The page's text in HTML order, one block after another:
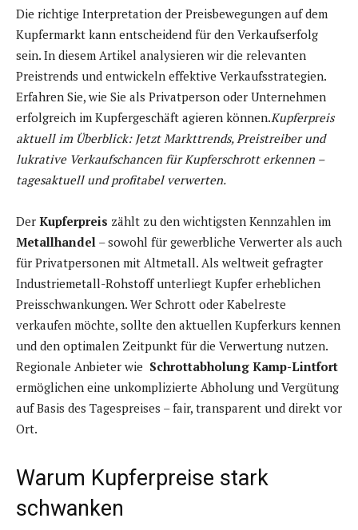
Die richtige Interpretation der Preisbewegungen auf dem
Kupfermarkt kann entscheidend für den Verkaufserfolg
sein. In diesem Artikel analysieren wir die relevanten
Preistrends und entwickeln effektive Verkaufsstrategien.
Erfahren Sie, wie Sie als Privatperson oder Unternehmen
erfolgreich im Kupfergeschäft agieren können.Kupferpreis
aktuell im Überblick: Jetzt Markttrends, Preistreiber und
lukrative Verkaufschancen für Kupferschrott erkennen –
tagesaktuell und profitabel verwerten.
Der Kupferpreis zählt zu den wichtigsten Kennzahlen im
Metallhandel – sowohl für gewerbliche Verwerter als auch
für Privatpersonen mit Altmetall. Als weltweit gefragter
Industriemetall-Rohstoff unterliegt Kupfer erheblichen
Preisschwankungen. Wer Schrott oder Kabelreste
verkaufen möchte, sollte den aktuellen Kupferkurs kennen
und den optimalen Zeitpunkt für die Verwertung nutzen.
Regionale Anbieter wie Schrottabholung Kamp-Lintfort
ermöglichen eine unkomplizierte Abholung und Vergütung
auf Basis des Tagespreises – fair, transparent und direkt vor
Ort.
Warum Kupferpreise stark
schwanken